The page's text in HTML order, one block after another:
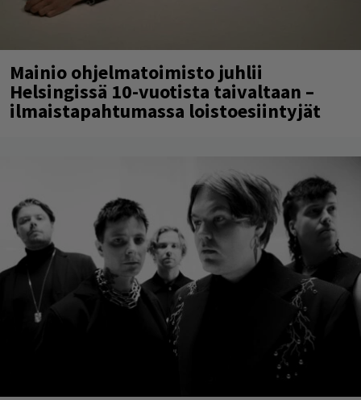
Mainio ohjelmatoimisto juhlii
Helsingissä 10-vuotista taivaltaan –
ilmaistapahtumassa loistoesiintyjät